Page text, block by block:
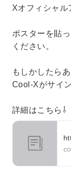
Xオフィシャル
ポスターを貼
ください。
もしかしたら
Cool-Xがサイ
詳細はこちら⇩